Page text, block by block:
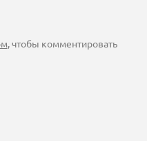
, чтобы комментировать